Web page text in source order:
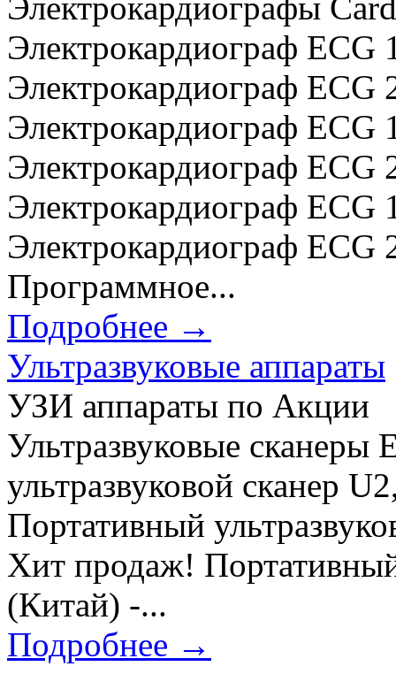
Электрокардиограф
Электрокардиограф
Электрокардиограф
Электрокардиограф
Электрокардиограф
Электрокардиограф
Программное...
Подробнее →
Ультразвуковые аппараты
УЗИ аппараты по Акции
Ультразвуковые
ультразвуковой сканер
Портативный
Хит продаж!
(Китай) -...
Подробнее →